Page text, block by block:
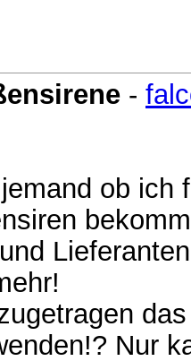
-
ob ich
Nur